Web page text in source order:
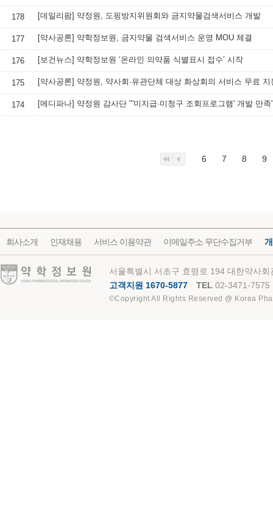
178 [데일리팜] 약정원, 도핑방지위원회와 금지약물검색서비스 개발
177 [약사공론] 약학정보원, 금지약물 검색서비스 운영 MOU 체결
176 [보건뉴스] 약학정보원 ‘온라인 의약품 식별표시 접수’ 시작
175 [약사공론] 약정원, 약사회·유관단체 대상 화상회의 서비스 무료 지
174 [메디파나] 약정원 감사단 "'미지급·미청구 조회프로그램' 개발 만족
6 7 8 9
회사소개 인재채용 서비스 이용약관 이메일주소 무단수집거부
약학정보원
서울특별시 서초구 효령로 194 대한약사
고객지원 1670-5877
TEL 02-3471-7575
©Copyright All Rights Reserved @ Korea